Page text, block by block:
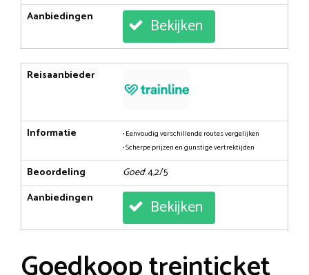
Aanbiedingen
Bekijken
Reisaanbieder
Informatie
• Eenvoudig verschillende routes vergelijken
• Scherpe prijzen en gunstige vertrektijden
Beoordeling Goed: 4,2/5
Aanbiedingen
Bekijken